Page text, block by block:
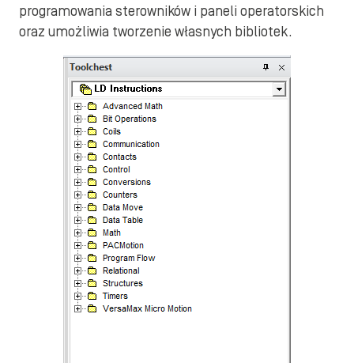
programowania sterowników i paneli operatorskich
oraz umożliwia tworzenie własnych bibliotek.